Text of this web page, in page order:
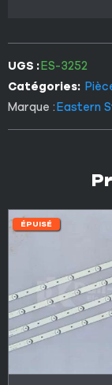
UGS :ES-3252
Catégories:
Marque :Eastern
ÉPUISÉ